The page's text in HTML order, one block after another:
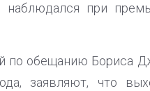
при
по обещанию Бориса
заявляют, что